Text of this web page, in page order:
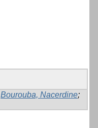
Bourouba, Nacerdine;